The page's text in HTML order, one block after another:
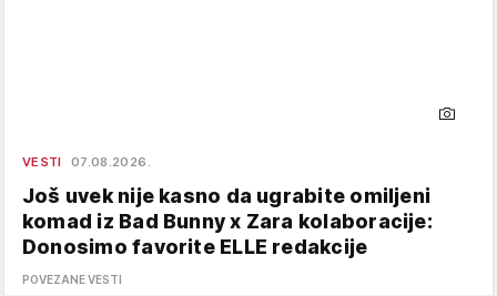
VESTI 07.08.2026.
Još uvek nije kasno da ugrabite omiljeni
komad iz Bad Bunny x Zara kolaboracije:
Donosimo favorite ELLE redakcije
POVEZANE VESTI